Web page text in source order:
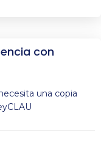
con
una copia